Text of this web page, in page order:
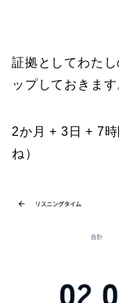
証拠としてわた
ップしておきます
2か月 + 3日 + 7
ね）